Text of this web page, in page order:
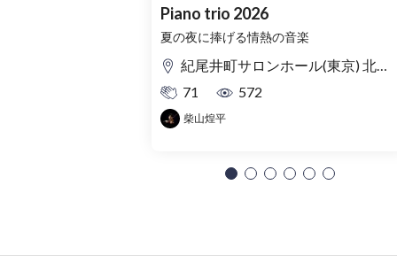
Piano trio 2026
夏の夜に捧げる情熱の音楽
紀尾井町サロンホール(東京) 北ノ庄クラシックス(福井)
71
572
柴山煌平